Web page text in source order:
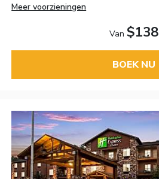
Meer voorzieningen
Van $138
BOEK NU